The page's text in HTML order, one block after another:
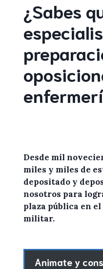
¿Sabes
Desde mil
miles y miles de
depositado y
nosotros para
plaza pública en
militar.
Animate y